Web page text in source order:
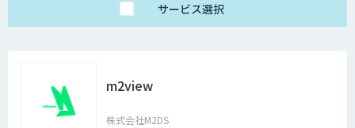
サービス選択
m2view
株式会社M2DS